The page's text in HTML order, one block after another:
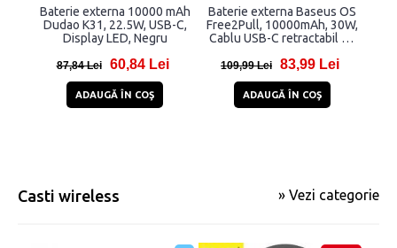
Baterie externa 10000 mAh
Dudao K31, 22.5W, USB-C,
Display LED, Negru
87,84 Lei 60,84 Lei
ADAUGĂ ÎN COŞ
Baterie externa Baseus OS
Free2Pull, 10000mAh, 30W,
Cablu USB-C retractabil 70
109,99 Lei 83,99 Lei
ADAUGĂ ÎN COŞ
Casti wireless » Vezi categorie